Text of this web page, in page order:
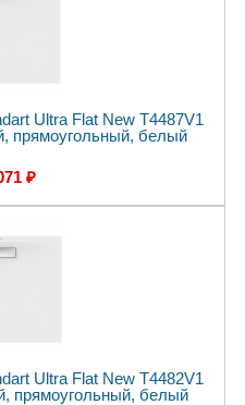
Ultra Flat New T4487V1
прямоугольный, белый
₽
Ultra Flat New T4482V1
прямоугольный, белый